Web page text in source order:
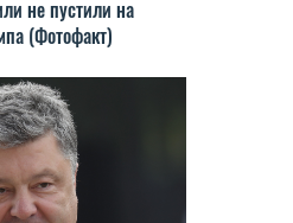
не пустили на
(Фотофакт)